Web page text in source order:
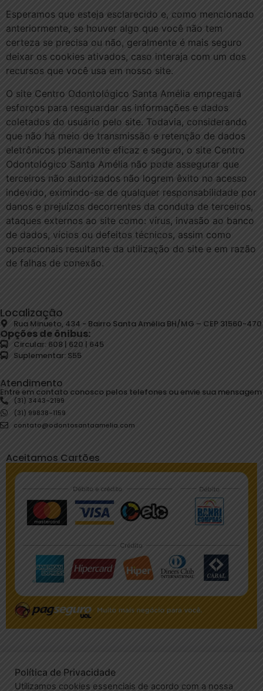
Esperamos que esteja esclarecido e, como mencionado
anteriormente, se houver algo que você não tem
certeza se precisa ou não, geralmente é mais seguro
deixar os cookies ativados, caso interaja com um dos
recursos que você usa em nosso site.
O site Centro Odontológico Santa Amélia empregará
esforços para resguardar as informações e dados
coletados do usuário pelo site. Todavia, considerando
que não há meio de transmissão e retenção de dados
eletrônicos plenamente eficaz e seguro, o site Centro
Odontológico Santa Amélia não pode assegurar que
terceiros não autorizados não logrem êxito no acesso
indevido, eximindo-se de qualquer responsabilidade por
danos e prejuízos decorrentes da conduta de terceiros,
ataques externos ao site como: vírus, invasão ao banco
de dados, vícios ou defeitos técnicos, assim como
operacionais resultante da utilização do site e em razão
de falhas de conexão.
Localização
Rua Minueto, 434 - Bairro Santa Amélia BH/MG – CEP 31560-470
Opções de ônibus:
Circular: 608 | 620 | 645
Suplementar: S55
Atendimento
Entre em contato conosco pelos telefones ou envie sua mensagem
(31) 3443-2199
(31) 99838-1159
contato@odontosantaamelia.com
Aceitamos Cartões
© 2020 - Centro Odontológico Santa Amélia - EPAO 2024 |
Política de Privacidade
Utilizamos cookies essenciais de acordo com a nossa